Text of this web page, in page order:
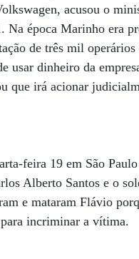
acusou o
Na época Marinho era
de três mil
usar dinheiro da
que irá acionar
feira 19 em São
Alberto Santos e o
e mataram Flávio
incriminar a vítima.